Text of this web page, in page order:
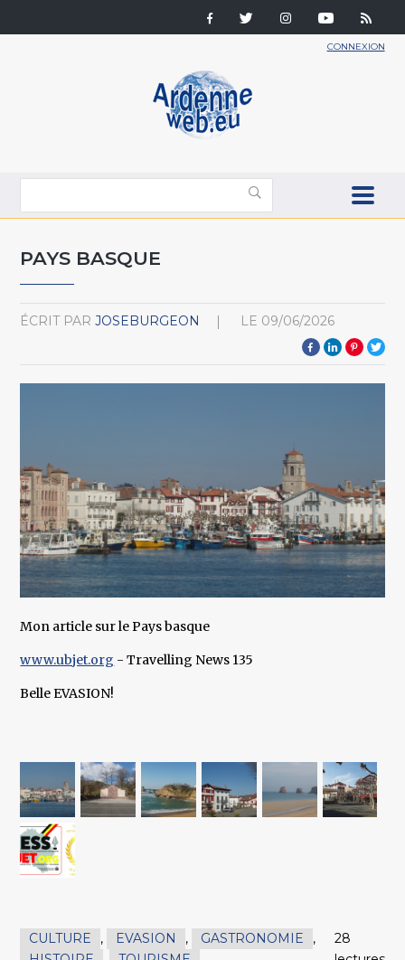
CONNEXION
PAYS BASQUE
ÉCRIT PAR JOSEBURGEON LE 09/06/2026
Mon article sur le Pays basque
www.ubjet.org - Travelling News 135
Belle EVASION!
CULTURE , EVASION , GASTRONOMIE
,
28